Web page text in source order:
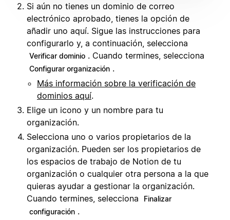
Si aún no tienes un dominio de correo
electrónico aprobado, tienes la opción de
añadir uno aquí. Sigue las instrucciones para
configurarlo y, a continuación, selecciona
Verificar dominio . Cuando termines, selecciona
Configurar organización .
Más información sobre la verificación de
dominios aquí.
Elige un icono y un nombre para tu
organización.
Selecciona uno o varios propietarios de la
organización. Pueden ser los propietarios de
los espacios de trabajo de Notion de tu
organización o cualquier otra persona a la que
quieras ayudar a gestionar la organización.
Cuando termines, selecciona
Finalizar
configuración .